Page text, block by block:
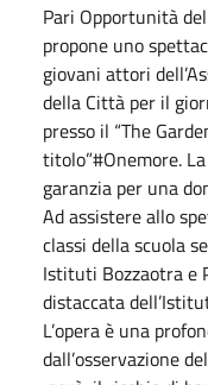
Pari Opportunità
propone uno
giovani attori
della Città per il
presso il “The
titolo”#Onemore.
garanzia per una
Ad assistere allo
classi della scuola
Istituti Bozzaotra e
distaccata
L’opera è una
dall’osservazione